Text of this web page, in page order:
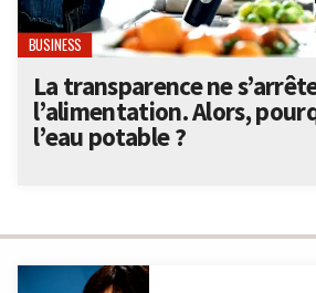
BUSINESS
La transparence ne
l’alimentation. Alors,
l’eau potable ?